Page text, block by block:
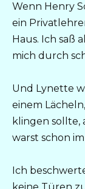
Wenn Henry
ein
Haus. Ich saß
mich durch
Und Lynette
einem
klingen sollte,
warst schon
Ich